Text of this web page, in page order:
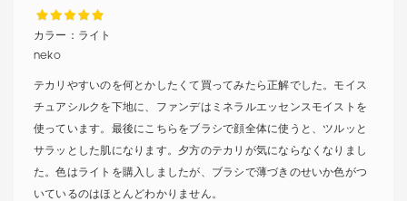
neko
カラー： ライト
テカリやすいのを何とかしたくて買ってみたら正解でした。モイス
チュアシルクを下地に、ファンデはミネラルエッセンスモイストを
使っています。最後にこちらをブラシで顔全体に使うと、ツルッと
サラッとした肌になります。夕方のテカリが気にならなくなりまし
た。色はライトを購入しましたが、ブラシで薄づきのせいか色がつ
いているのはほとんどわかりません。